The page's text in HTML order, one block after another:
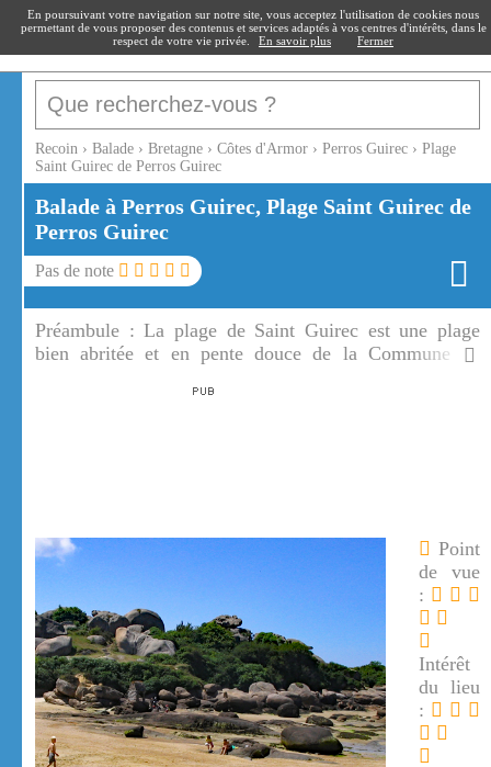
recoin.fr
Recoin › Balade › Bretagne › Côtes d'Armor › Perros Guirec › Plage
Saint Guirec de Perros Guirec
Balade à Perros Guirec, Plage Saint Guirec de
Perros Guirec
Pas de note
Préambule :La plage de Saint Guirec est une plage
bien abritée et en pente douce de la Commune de
par les rochers de granits roses.
Point
de vue
:
Intérêt
du lieu
:
En poursuivant votre navigation sur notre site, vous acceptez l'utilisation de cookies nous
permettant de vous proposer des contenus et services adaptés à vos centres d'intérêts, dans le
respect de votre vie privée.
En savoir plus Fermer